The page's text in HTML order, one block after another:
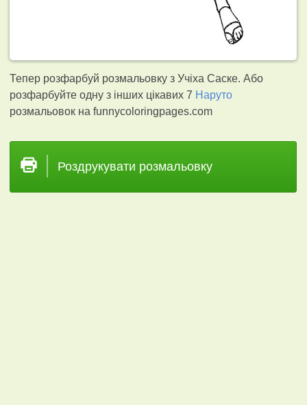
Тепер розфарбуй розмальовку з Учіха Саске. Або
розфарбуйте одну з інших цікавих 7 Наруто
розмальовок на funnycoloringpages.com
Роздрукувати розмальовку